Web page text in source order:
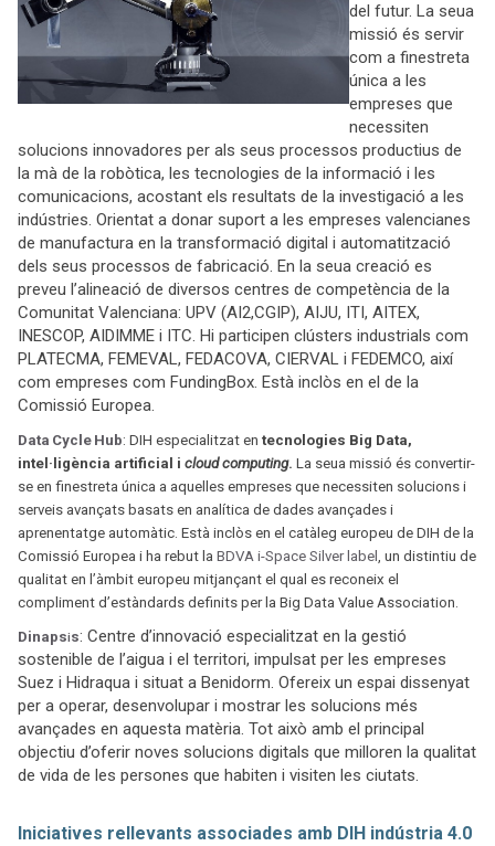
del futur. La seua
missió és servir
com a finestreta
única a les
empreses que
necessiten
solucions innovadores per als seus processos productius de
la mà de la robòtica, les tecnologies de la informació i les
comunicacions, acostant els resultats de la investigació a les
indústries. Orientat a donar suport a les empreses valencianes
de manufactura en la transformació digital i automatització
dels seus processos de fabricació. En la seua creació es
preveu l’alineació de diversos centres de competència de la
Comunitat Valenciana: UPV (AI2,CGIP), AIJU, ITI, AITEX,
INESCOP, AIDIMME i ITC. Hi participen clústers industrials com
PLATECMA, FEMEVAL, FEDACOVA, CIERVAL i FEDEMCO, així
com empreses com FundingBox. Està inclòs en el de la
Comissió Europea.
Data Cycle Hub: DIH especialitzat en tecnologies Big Data,
intel·ligència artificial i cloud computing. La seua missió és convertir-
se en finestreta única a aquelles empreses que necessiten solucions i
serveis avançats basats en analítica de dades avançades i
aprenentatge automàtic. Està inclòs en el catàleg europeu de DIH de la
Comissió Europea i ha rebut la BDVA i-Space Silver label , un distintiu de
qualitat en l’àmbit europeu mitjançant el qual es reconeix el
compliment d’estàndards definits per la Big Data Value Association.
Dinapsis: Centre d’innovació especialitzat en la gestió
sostenible de l’aigua i el territori, impulsat per les empreses
Suez i Hidraqua i situat a Benidorm. Ofereix un espai dissenyat
per a operar, desenvolupar i mostrar les solucions més
avançades en aquesta matèria. Tot això amb el principal
objectiu d’oferir noves solucions digitals que milloren la qualitat
de vida de les persones que habiten i visiten les ciutats.
Iniciatives rellevants associades amb DIH indústria 4.0